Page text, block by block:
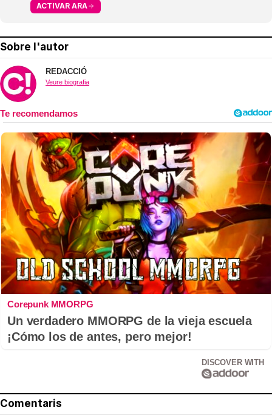
ACTIVAR ARA
Sobre l'autor
REDACCIÓ
Veure biografia
Corepunk MMORPG
Un verdadero MMORPG de la vieja escuela
¡Cómo los de antes, pero mejor!
DISCOVER WITH
Comentaris